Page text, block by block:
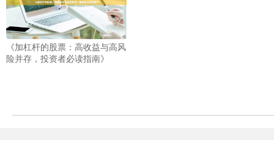
《加杠杆的股票：高收益与高风
险并存，投资者必读指南》